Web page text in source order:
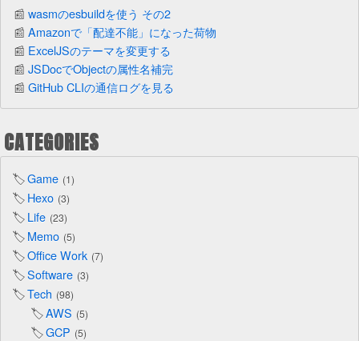
wasmのesbuildを使う その2
Amazonで「配達不能」になった荷物
ExcelJSのテーマを変更する
JSDocでObjectの属性名補完
GitHub CLIの通信ログを見る
CATEGORIES
Game 1
Hexo 3
Life 23
Memo 5
Office Work 7
Software 3
Tech 98
AWS 5
GCP 5